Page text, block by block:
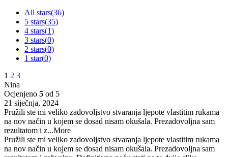
All stars(36)
5 stars(35)
4 stars(1)
3 stars(0)
2 stars(0)
1 star(0)
1 2 3
Nina
Ocjenjeno 5 od 5
21 siječnja, 2024
Pružili ste mi veliko zadovoljstvo stvaranja ljepote vlastitim rukama
na nov način u kojem se dosad nisam okušala. Prezadovoljna sam
rezultatom i z...More
Pružili ste mi veliko zadovoljstvo stvaranja ljepote vlastitim rukama
na nov način u kojem se dosad nisam okušala. Prezadovoljna sam